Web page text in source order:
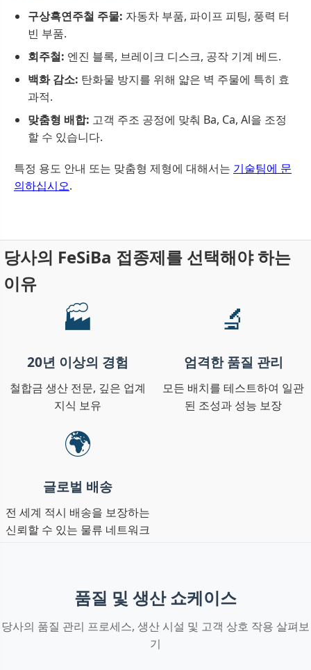
구상흑연주철 주물: 자동차 부품, 파이프 피팅, 풍력 터
빈 부품.
회주철: 엔진 블록, 브레이크 디스크, 공작 기계 베드.
백화 감소: 탄화물 방지를 위해 얇은 벽 주물에 특히 효
과적.
맞춤형 배합: 고객 주조 공정에 맞춰 Ba, Ca, Al을 조정
할 수 있습니다.
특정 용도 안내 또는 맞춤형 제형에 대해서는 기술팀에 문
의하십시오.
당사의 FeSiBa 접종제를 선택해야 하는
이유
🏭
20년 이상의 경험
철합금 생산 전문, 깊은 업계
지식 보유
🔬
엄격한 품질 관리
모든 배치를 테스트하여 일관
된 조성과 성능 보장
🌍
글로벌 배송
전 세계 적시 배송을 보장하는
신뢰할 수 있는 물류 네트워크
품질 및 생산 쇼케이스
당사의 품질 관리 프로세스, 생산 시설 및 고객 상호 작용 살펴보
기